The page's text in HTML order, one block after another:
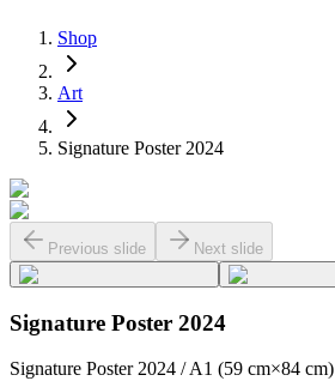
Shop
Art
Signature Poster 2024
Previous slide Next slide
Signature Poster 2024
Signature Poster 2024 / A1 (59 cm×84 cm)